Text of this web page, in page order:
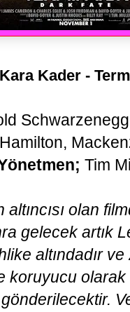
Kader -
Tim
altıncısı olan
gelecek artık
altındadır ve
koruyucu